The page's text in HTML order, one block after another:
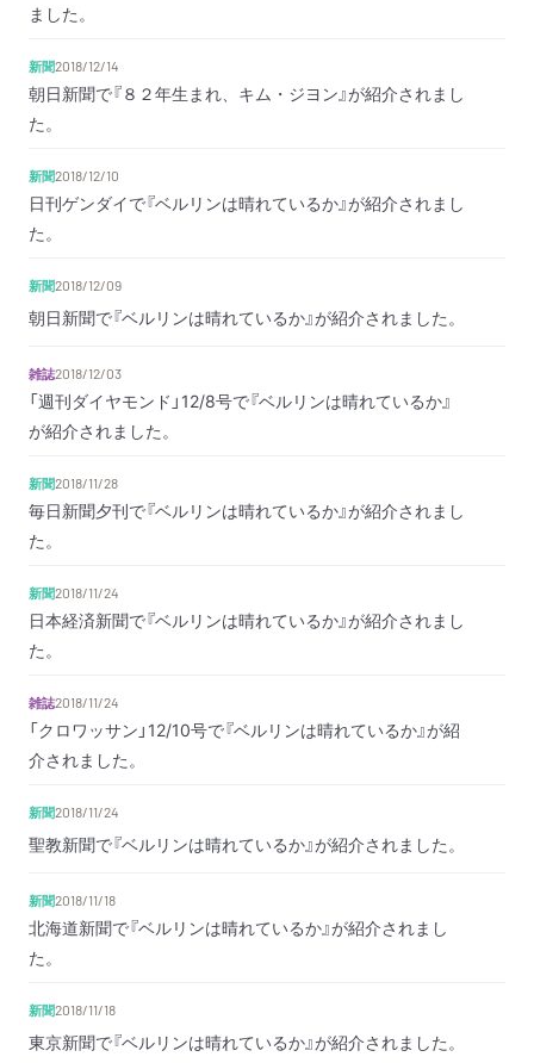
ました。
新聞2018/12/14
朝日新聞で『８２年生まれ、キム・ジヨン』が紹介されまし
た。
新聞2018/12/10
日刊ゲンダイで『ベルリンは晴れているか』が紹介されまし
た。
新聞2018/12/09
朝日新聞で『ベルリンは晴れているか』が紹介されました。
雑誌2018/12/03
「週刊ダイヤモンド」12/8号で『ベルリンは晴れているか』
が紹介されました。
新聞2018/11/28
毎日新聞夕刊で『ベルリンは晴れているか』が紹介されまし
た。
新聞2018/11/24
日本経済新聞で『ベルリンは晴れているか』が紹介されまし
た。
雑誌2018/11/24
「クロワッサン」12/10号で『ベルリンは晴れているか』が紹
介されました。
新聞2018/11/24
聖教新聞で『ベルリンは晴れているか』が紹介されました。
新聞2018/11/18
北海道新聞で『ベルリンは晴れているか』が紹介されまし
た。
新聞2018/11/18
東京新聞で『ベルリンは晴れているか』が紹介されました。